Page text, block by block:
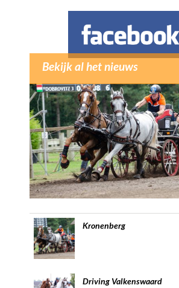
Kronenberg
Driving Valkenswaard
Bekijk al het nieuws